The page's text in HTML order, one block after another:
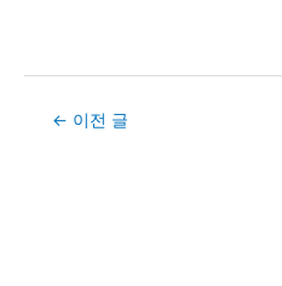
Post← 이전 글